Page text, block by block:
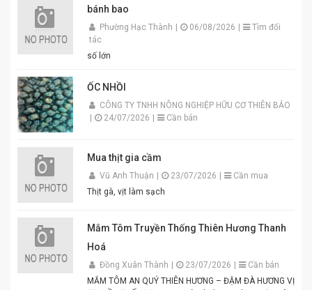
bánh bao
Phường Hạc Thành 06/08/2026
Tìm đối
tác
số lớn
ỐC NHỒI
CÔNG TY TNHH NÔNG NGHIỆP HỮU CƠ THIÊN BẢO
24/07/2026 Cần bán
Mua thịt gia cầm
Vũ Anh Thuận 23/07/2026
Cần mua
Thịt gà, vịt làm sạch
Mắm Tôm Truyền Thống Thiên Hương Thanh
Hoá
Đồng Xuân Thành 23/07/2026
Cần bán
MẮM TÔM AN QUÝ THIÊN HƯƠNG – ĐẬM ĐÀ HƯƠNG VỊ